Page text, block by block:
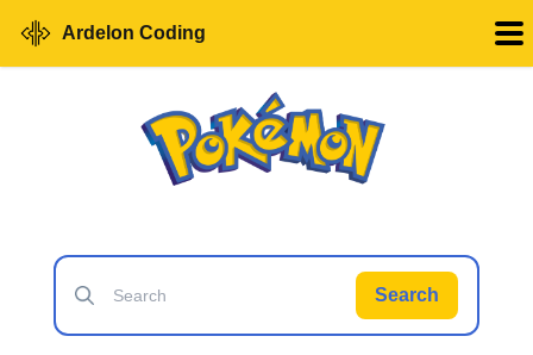
Ardelon Coding
Search